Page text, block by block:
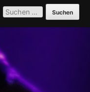
SUCHEN
NACH: